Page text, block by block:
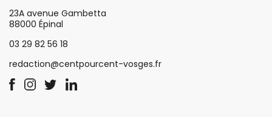
23A avenue Gambetta
88000 Épinal
03 29 82 56 18
redaction@centpourcent-vosges.fr